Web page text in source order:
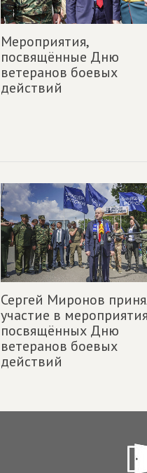
Мероприятия,
посвящённые Дню
ветеранов боевых
действий
Сергей Миронов
участие в
посвящённых Дню
ветеранов боевых
действий